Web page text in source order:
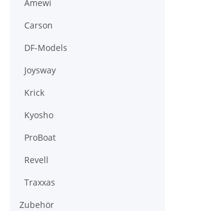
Amewi
Carson
DF-Models
Joysway
Krick
Kyosho
ProBoat
Revell
Traxxas
Zubehör